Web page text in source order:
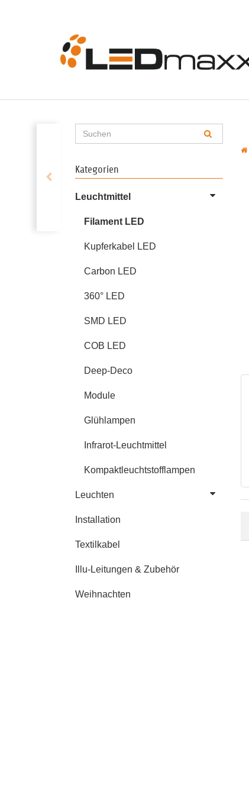
Kategorien
Leuchtmittel
Filament LED
Kupferkabel LED
Carbon LED
360° LED
SMD LED
COB LED
Deep-Deco
Module
Glühlampen
Infrarot-Leuchtmittel
Kompaktleuchtstofflampen
Leuchten
Installation
Textilkabel
Illu-Leitungen & Zubehör
Weihnachten